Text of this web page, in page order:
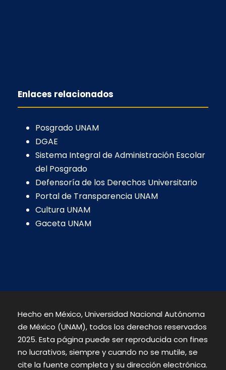
Enlaces relacionados
Posgrado UNAM
DGAE
Sistema Integral de Administración Escolar
del Posgrado
Defensoría de los Derechos Universitario
Portal de Transparencia UNAM
Cultura UNAM
Gaceta UNAM
Hecho en México, Universidad Nacional Autónoma
de México (UNAM), todos los derechos reservados
2025. Esta página puede ser reproducida con fines
no lucrativos, siempre y cuando no se mutile, se
cite la fuente completa y su dirección electrónica.